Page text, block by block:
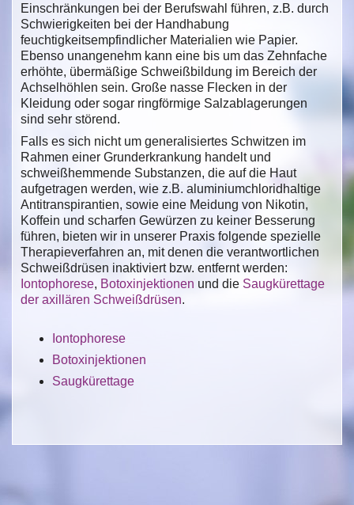
Einschränkungen bei der Berufswahl führen, z.B. durch
Schwierigkeiten bei der Handhabung
feuchtigkeitsempfindlicher Materialien wie Papier.
Ebenso unangenehm kann eine bis um das Zehnfache
erhöhte, übermäßige Schweißbildung im Bereich der
Achselhöhlen sein. Große nasse Flecken in der
Kleidung oder sogar ringförmige Salzablagerungen
sind sehr störend.
Falls es sich nicht um generalisiertes Schwitzen im
Rahmen einer Grunderkrankung handelt und
schweißhemmende Substanzen, die auf die Haut
aufgetragen werden, wie z.B. aluminiumchloridhaltige
Antitranspirantien, sowie eine Meidung von Nikotin,
Koffein und scharfen Gewürzen zu keiner Besserung
führen, bieten wir in unserer Praxis folgende spezielle
Therapieverfahren an, mit denen die verantwortlichen
Schweißdrüsen inaktiviert bzw. entfernt werden:
Iontophorese, Botoxinjektionen und die Saugkürettage
der axillären Schweißdrüsen.
Iontophorese
Botoxinjektionen
Saugkürettage